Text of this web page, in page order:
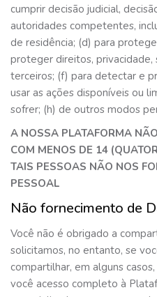
cumprir decisão judicial,
autoridades competentes,
de residência; (d) para
proteger direitos, privacidade,
terceiros; (f) para detectar e
usar as ações disponíveis ou
sofrer; (h) de outros modos
A NOSSA PLATAFORMA
COM MENOS DE 14
TAIS PESSOAS NÃO NOS
PESSOAL
Não fornecimento de
Você não é obrigado a
solicitamos, no entanto, se
compartilhar, em alguns
você acesso completo à